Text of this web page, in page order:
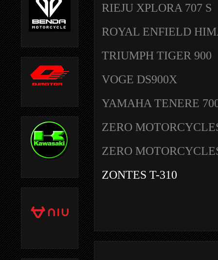
RIEJU XPLORA 707 S
ROYAL ENFIELD
TRIUMPH TIGER 900
VOGE DS900X
YAMAHA TENERE
ZERO
ZERO
ZONTES T-310